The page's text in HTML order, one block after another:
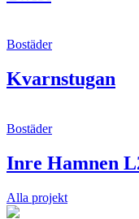
Bostäder
Kvarnstugan
Bostäder
Inre Hamnen
Alla projekt